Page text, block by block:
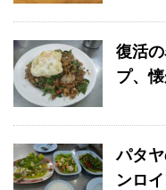
復活
プ、
パタ
ンロ